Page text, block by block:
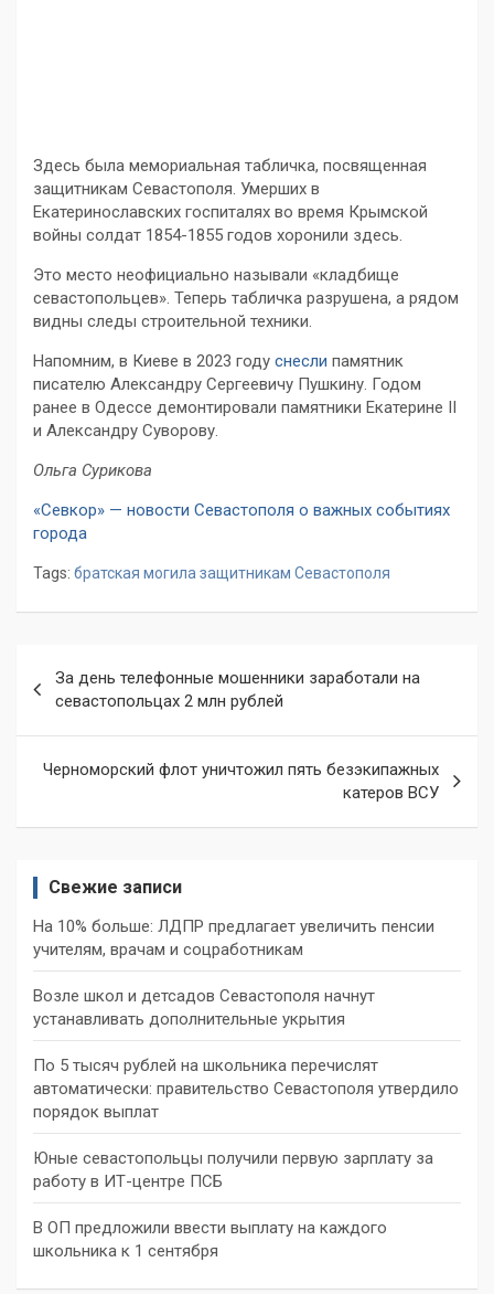
Здесь была мемориальная табличка, посвященная
защитникам Севастополя. Умерших в
Екатеринославских госпиталях во время Крымской
войны солдат 1854-1855 годов хоронили здесь.
Это место неофициально называли «кладбище
севастопольцев». Теперь табличка разрушена, а рядом
видны следы строительной техники.
Напомним, в Киеве в 2023 году снесли памятник
писателю Александру Сергеевичу Пушкину. Годом
ранее в Одессе демонтировали памятники Екатерине II
и Александру Суворову.
Ольга Сурикова
«Севкор» — новости Севастополя о важных событиях
города
Tags: братская могила защитникам Севастополя
по
записям
За день телефонные мошенники заработали на
севастопольцах 2 млн рублей
Черноморский флот уничтожил пять безэкипажных
катеров ВСУ
Свежие записи
На 10% больше: ЛДПР предлагает увеличить пенсии
учителям, врачам и соцработникам
Возле школ и детсадов Севастополя начнут
устанавливать дополнительные укрытия
По 5 тысяч рублей на школьника перечислят
автоматически: правительство Севастополя утвердило
порядок выплат
Юные севастопольцы получили первую зарплату за
работу в ИТ-центре ПСБ
В ОП предложили ввести выплату на каждого
школьника к 1 сентября